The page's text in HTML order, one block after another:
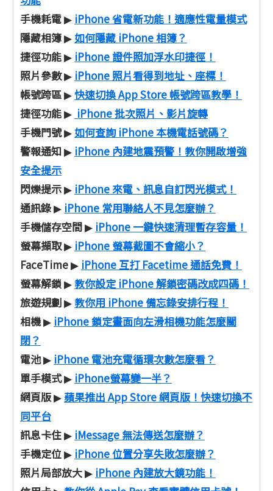
手機耗電▶ iPhone 省電新功能！適應性電量模式
隱藏相簿▶如何隱藏 iPhone 相簿？
捷徑功能▶ iPhone 證件照加浮水印捷徑！
照片參數▶ iPhone 照片看得到地址、座標！
帳號跨區▶快速切換 App Store 帳號跨區教學！
捷徑功能▶ iPhone 批次照片、影片旋轉
手機門號▶如何查詢 iPhone 本機電話號碼？
警報通知 ▶ iPhone 內建地震預警！教你開啟增強
安全提示
閃爍提示▶ iPhone 來電、訊息自訂閃光模式！
通訊錄▶ iPhone 常用聯絡人不見怎麼辦？
手機儲存空間▶ iPhone 一鍵快速清理暫存容量！
螢幕擷取▶ iPhone 螢幕截圖不會縮小？
FaceTime▶ iPhone 互打 Facetime 通話免費！
螢幕解鎖▶教你設定 iPhone 解鎖密碼改成四碼！
旅遊規劃▶教你用 iPhone 備忘錄安排行程！
相機▶ iPhone 鎖定畫面向左滑相機功能怎麼關
閉？
電池▶ iPhone 電池充電循環次數怎麼看？
單手模式▶ iPhone螢幕變一半？
網頁版▶蘋果推出 App Store 網頁版！快速切換不
同平台
訊息卡住▶ iMessage 無法傳送怎麼辦？
手機定位▶ iPhone 位置分享失敗怎麼辦？
照片局部放大▶ iPhone 內建放大鏡功能！